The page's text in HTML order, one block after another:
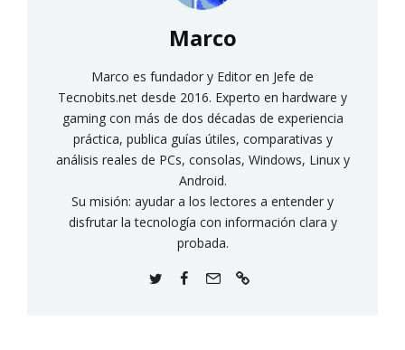
Marco
Marco es fundador y Editor en Jefe de
Tecnobits.net desde 2016. Experto en hardware y
gaming con más de dos décadas de experiencia
práctica, publica guías útiles, comparativas y
análisis reales de PCs, consolas, Windows, Linux y
Android.
Su misión: ayudar a los lectores a entender y
disfrutar la tecnología con información clara y
probada.